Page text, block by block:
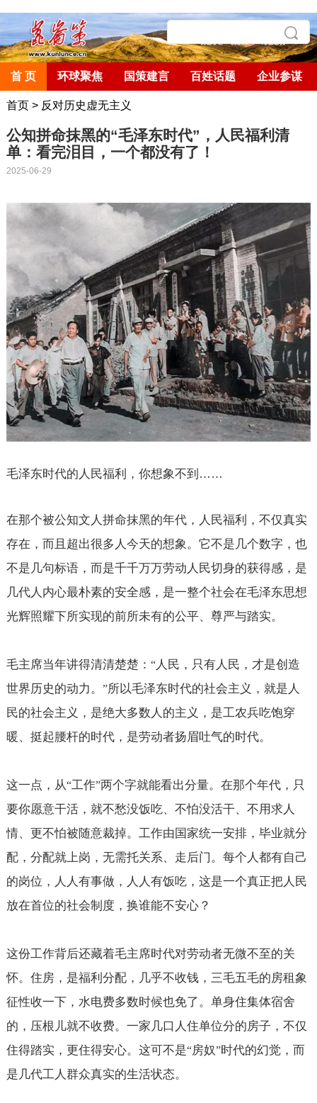
首 页 环球聚焦 国策建言 百姓话题 企业参谋
首页> 反对历史虚无主义
公知拼命抹黑的“毛泽东时代”，人民福利清
单：看完泪目，一个都没有了！
2025-06-29
毛泽东时代的人民福利，你想象不到 ……
在那个被公知文人拼命抹黑的年代，人民福利，不仅真实
存在，而且超出很多人今天的想象。它不是几个数字，也
不是几句标语，而是千千万万劳动人民切身的获得感，是
几代人内心最朴素的安全感，是一整个社会在毛泽东思想
光辉照耀下所实现的前所未有的公平、尊严与踏实。
毛主席当年讲得清清楚楚： “人民，只有人民，才是创造
世界历史的动力。 ”所以毛泽东时代的社会主义，就是人
民的社会主义，是绝大多数人的主义，是工农兵吃饱穿
暖、挺起腰杆的时代，是劳动者扬眉吐气的时代。
这一点，从“工作”两个字就能看出分量。在那个年代，只
要你愿意干活，就不愁没饭吃、不怕没活干、不用求人
情、更不怕被随意裁掉。工作由国家统一安排，毕业就分
配，分配就上岗，无需托关系、走后门。每个人都有自己
的岗位，人人有事做，人人有饭吃，这是一个真正把人民
放在首位的社会制度，换谁能不安心？
这份工作背后还藏着毛主席时代对劳动者无微不至的关
怀。住房，是福利分配，几乎不收钱，三毛五毛的房租象
征性收一下，水电费多数时候也免了。单身住集体宿舍
的，压根儿就不收费。一家几口人住单位分的房子，不仅
住得踏实，更住得安心。这可不是“房奴”时代的幻觉，而
是几代工人群众真实的生活状态。